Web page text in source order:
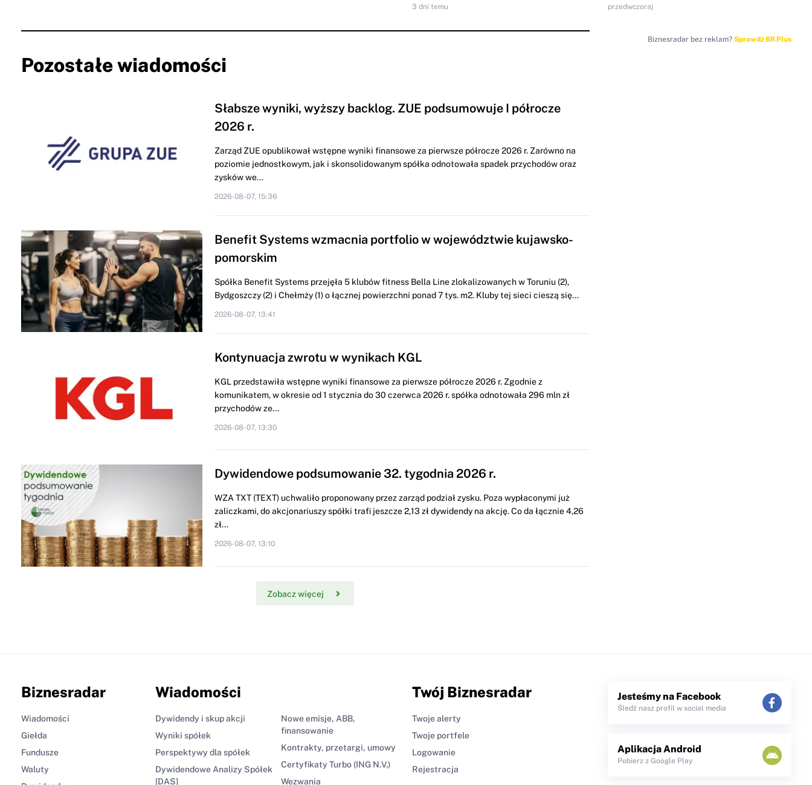
3 dni temu przedwczoraj
Pozostałe wiadomości
Słabsze wyniki, wyższy backlog. ZUE podsumowuje I półrocze
2026 r.
Zarząd ZUE opublikował wstępne wyniki finansowe za pierwsze półrocze 2026 r. Zarówno na
poziomie jednostkowym, jak i skonsolidowanym spółka odnotowała spadek przychodów oraz
zysków we...
2026-08-07, 15:36
Benefit Systems wzmacnia portfolio w województwie kujawsko-
pomorskim
Spółka Benefit Systems przejęła 5 klubów fitness Bella Line zlokalizowanych w Toruniu (2),
Bydgoszczy (2) i Chełmży (1) o łącznej powierzchni ponad 7 tys. m2. Kluby tej sieci cieszą się...
2026-08-07, 13:41
Kontynuacja zwrotu w wynikach KGL
KGL przedstawiła wstępne wyniki finansowe za pierwsze półrocze 2026 r. Zgodnie z
komunikatem, w okresie od 1 stycznia do 30 czerwca 2026 r. spółka odnotowała 296 mln zł
przychodów ze...
2026-08-07, 13:30
Dywidendowe podsumowanie 32. tygodnia 2026 r.
WZA TXT (TEXT) uchwaliło proponowany przez zarząd podział zysku. Poza wypłaconymi już
zaliczkami, do akcjonariuszy spółki trafi jeszcze 2,13 zł dywidendy na akcję. Co da łącznie 4,26
zł...
2026-08-07, 13:10
Zobacz więcej
Biznesradar bez reklam? Sprawdź BR Plus
Biznesradar
Wiadomości
Giełda
Fundusze
Waluty
Wiadomości
Dywidendy i skup akcji
Wyniki spółek
Perspektywy dla spółek
Dywidendowe Analizy Spółek
[DAS]
Nowe emisje, ABB,
finansowanie
Kontrakty, przetargi, umowy
Certyfikaty Turbo (ING N.V.)
Wezwania
Twój Biznesradar
Twoje alerty
Twoje portfele
Logowanie
Rejestracja
Jesteśmy na Facebook
Śledź nasz profil w social media
Aplikacja Android
Pobierz z Google Play